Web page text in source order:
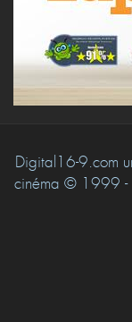
Digital16-9.com
cinéma © 1999 -